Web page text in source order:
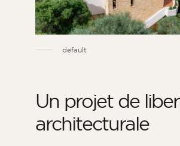
default
Un projet de
architecturale